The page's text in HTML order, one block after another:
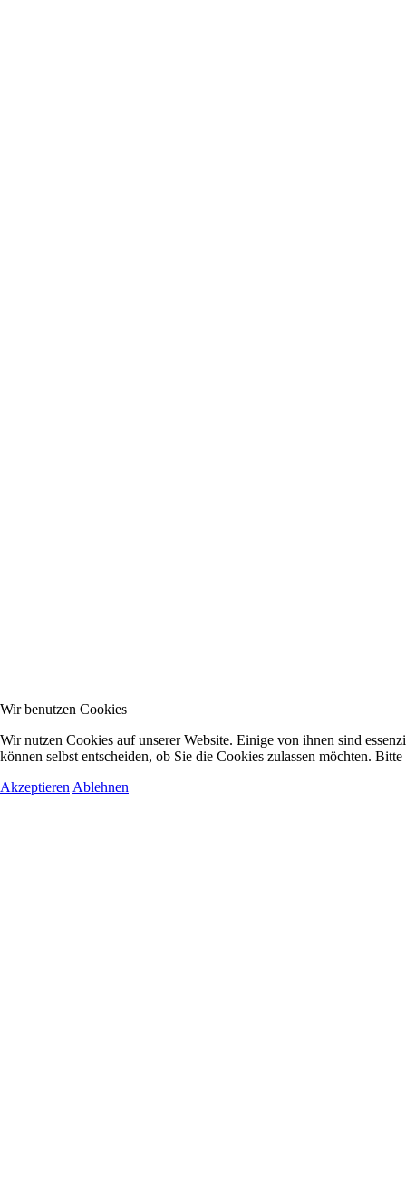
Wir benutzen Cookies
Wir nutzen Cookies auf unserer Website. Einige von ihnen sind
können selbst entscheiden, ob Sie die Cookies zulassen möchten.
Akzeptieren Ablehnen